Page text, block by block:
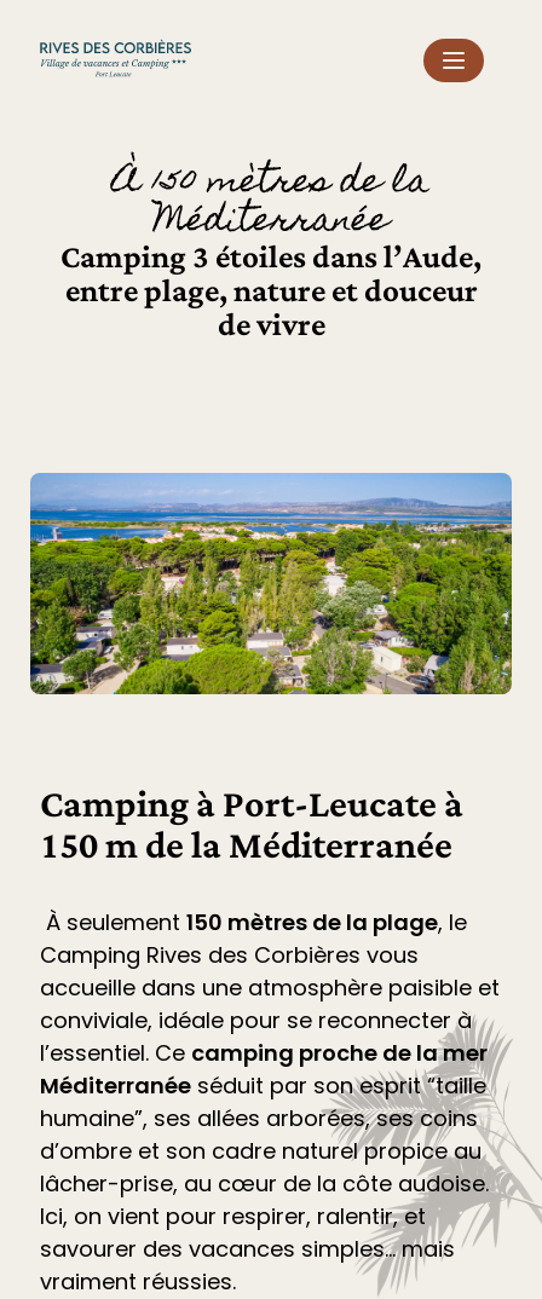
À 150 mètres de la
Méditerranée
Camping 3 étoiles dans l’Aude,
entre plage, nature et douceur
de vivre
Camping à Port-Leucate à
150 m de la Méditerranée
À seulement150 mètres de la plage, le
Camping Rives des Corbières vous
accueille dans une atmosphère paisible et
conviviale, idéale pour se reconnecter à
l’essentiel. Ce camping proche de la mer
Méditerranée séduit par son esprit “taille
humaine”, ses allées arborées, ses coins
d’ombre et son cadre naturel propice au
lâcher-prise, au cœur de la côte audoise.
Ici, on vient pour respirer, ralentir, et
savourer des vacances simples… mais
vraiment réussies.